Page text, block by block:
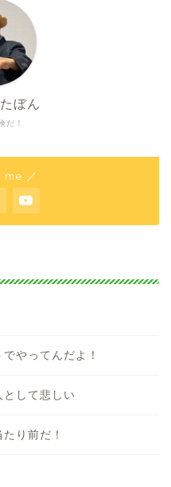
だ！
ぼん
me ／
やってんだよ！
して悲しい
り前だ！